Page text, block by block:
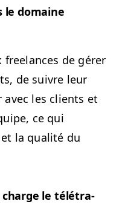
le domaine
de gér­er
de suiv­re leur
les clients et
ce qui
la qual­ité du
charge le télé­tra­